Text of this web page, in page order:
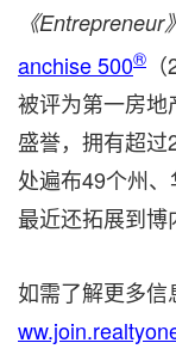
《Entrepreneur》
anchise 500®
被评为第一房
盛誉，拥有超
处遍布49个州、
最近还拓展到博
如需了解更多信